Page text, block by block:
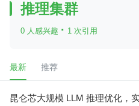
推理集群
0 人感兴趣 · 1 次引用
最新 推荐
昆仑芯大规模 LLM 推理优化，